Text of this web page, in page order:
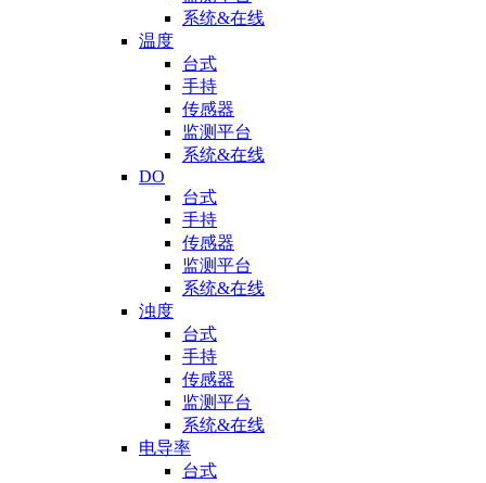
系统&在线
温度
台式
手持
传感器
监测平台
系统&在线
DO
台式
手持
传感器
监测平台
系统&在线
浊度
台式
手持
传感器
监测平台
系统&在线
电导率
台式